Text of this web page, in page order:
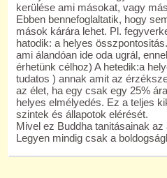
kerülése ami másokat, vagy
Ebben bennefoglaltatik, hogy
mások kárára lehet. Pl.
hatodik: a helyes
ami álandóan ide oda ugrál,
érhetünk célhoz) A hetedik:a
tudatos ) annak amit az
az élet, ha egy csak egy 25%
helyes elmélyedés. Ez a teljes
szintek és állapotok elérését.
Mivel ez Buddha tanitásainak
Legyen mindig csak a